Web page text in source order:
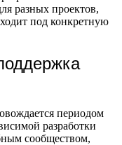
разных проектов,
под конкретную
периодом
разработки
сообществом,